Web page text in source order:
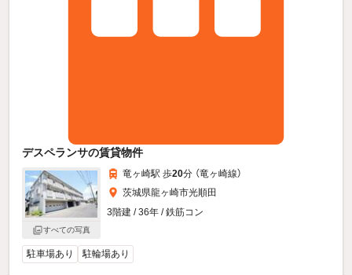
デスペランサの賃貸物件
すべての写真
竜ヶ崎駅 歩20分 （竜ヶ崎線）
茨城県龍ヶ崎市光順田
3階建 / 36年 / 鉄筋コン
駐車場あり 駐輪場あり